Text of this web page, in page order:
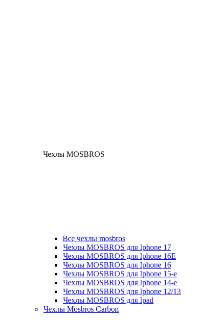
Чехлы MOSBROS
Все чехлы mosbros
Чехлы MOSBROS для Iphone 17
Чехлы MOSBROS для Iphone 16E
Чехлы MOSBROS для Iphone 16
Чехлы MOSBROS для Iphone 15-е
Чехлы MOSBROS для Iphone 14-е
Чехлы MOSBROS для Iphone 12/13
Чехлы MOSBROS для Ipad
Чехлы Mosbros Carbon